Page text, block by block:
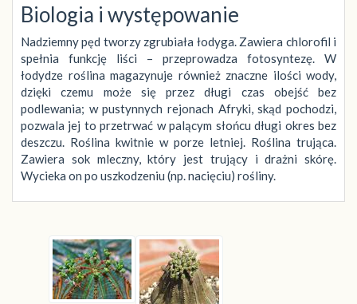
Biologia i występowanie
Nadziemny pęd tworzy zgrubiała łodyga. Zawiera chlorofil i
spełnia funkcję liści – przeprowadza fotosyntezę. W
łodydze roślina magazynuje również znaczne ilości wody,
dzięki czemu może się przez długi czas obejść bez
podlewania; w pustynnych rejonach Afryki, skąd pochodzi,
pozwala jej to przetrwać w palącym słońcu długi okres bez
deszczu. Roślina kwitnie w porze letniej. Roślina trująca.
Zawiera sok mleczny, który jest trujący i drażni skórę.
Wycieka on po uszkodzeniu (np. nacięciu) rośliny.